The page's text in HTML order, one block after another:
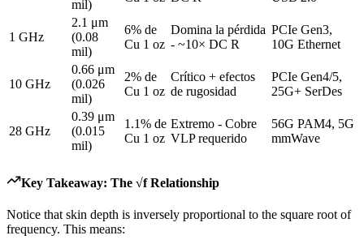
mil)
1 GHz
2.1 μm
(0.08
mil)
6% de
Cu 1 oz
Domina la pérdida
- ~10× DC R
PCIe Gen3,
10G Ethernet
10 GHz
0.66 μm
(0.026
mil)
2% de
Cu 1 oz
Crítico + efectos
de rugosidad
PCIe Gen4/5,
25G+ SerDes
28 GHz
0.39 μm
(0.015
mil)
1.1% de
Cu 1 oz
Extremo - Cobre
VLP requerido
56G PAM4, 5G
mmWave
Key Takeaway: The √f Relationship
Notice that skin depth is inversely proportional to the square root of
frequency. This means: